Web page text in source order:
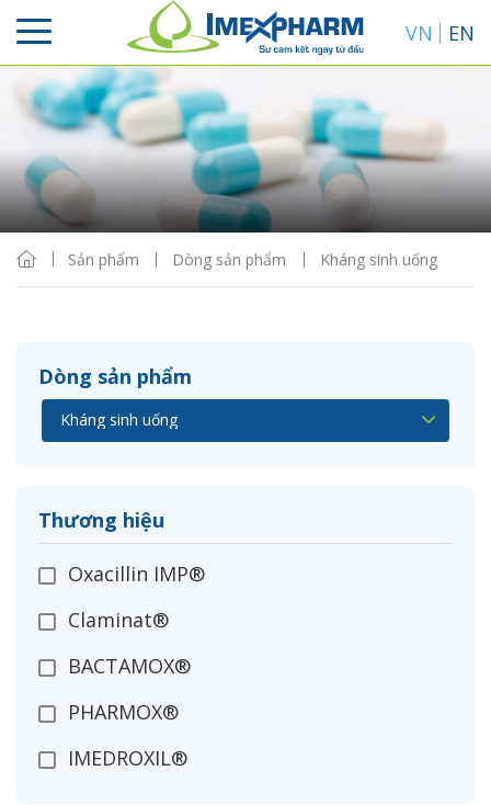
VN EN
Sản phẩm Dòng sản phẩm Kháng sinh uống
Dòng sản phẩm
Thương hiệu
Oxacillin IMP®
Claminat®
BACTAMOX®
PHARMOX®
IMEDROXIL®
Sắp xếp
Hiển thị